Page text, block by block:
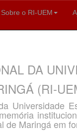
Sobre o RI-UEM
DA
(RI-
Universidade
de Maringá em